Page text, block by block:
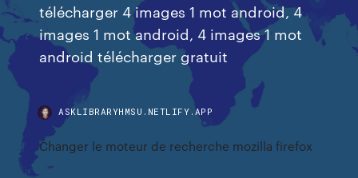
télécharger 4 images 1 mot android, 4
images 1 mot android, 4 images 1 mot
android télécharger gratuit
ASKLIBRARYHMSU.NETLIFY.APP
Changer le moteur de recherche mozilla firefox